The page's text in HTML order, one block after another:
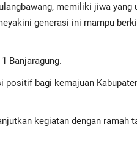
memiliki jiwa yang
generasi ini mampu
Banjaragung.
bagi kemajuan
kegiatan dengan ramah